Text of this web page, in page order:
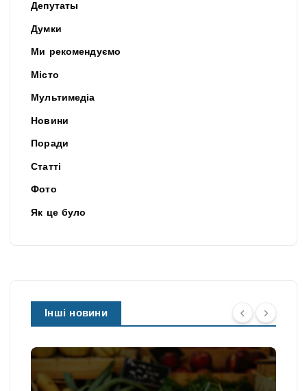
Депутаты
Думки
Ми рекомендуємо
Місто
Мультимедіа
Новини
Поради
Статті
Фото
Як це було
Інші новини